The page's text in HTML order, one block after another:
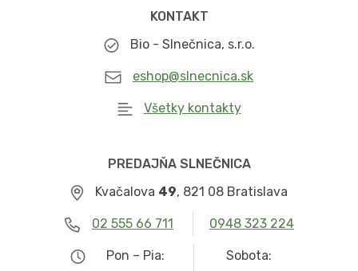
KONTAKT
Bio - Slnečnica, s.r.o.
eshop@slnecnica.sk
Všetky kontakty
PREDAJŇA SLNEČNICA
Kvačalova 49, 821 08 Bratislava
02 555 66 711 0948 323 224
Pon – Pia:
Sobota: